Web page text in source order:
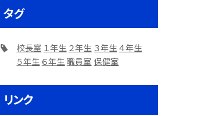
タグ
校長室 １年生 ２年生 ３年生 ４年生
５年生 ６年生 職員室 保健室
リンク